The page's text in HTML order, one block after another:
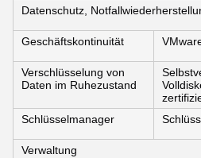
Datenschutz,
Geschäftskontinuität
Verschlüsselung von
Daten im Ruhezustand
Schlüsselmanager
Verwaltung